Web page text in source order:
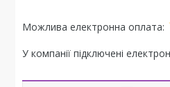
У компанії підключені